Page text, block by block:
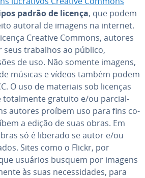
padrão de licença, que podem
autoral de imagens na internet.
Creative Commons, autores
trabalhos ao público,
de uso. Não somente imagens,
músicas e vídeos também podem
O uso de materiais sob licenças
to­tal­mente gratuito e/ou par­ci­al­
autores proíbem uso para fins co­
a edição de suas obras. Em
só é liberado se autor e/ou
Sites como o Flickr, por
usuários busquem por imagens
às suas ne­ces­si­da­des, para